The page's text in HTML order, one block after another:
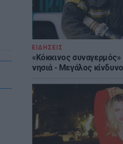
ΕΙΔΗΣΕΙΣ
«Κόκκινος
νησιά - Μεγάλος